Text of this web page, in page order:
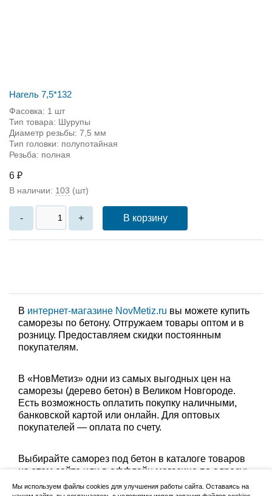
Нагель 7,5*132
Фасовка: 1 шт
Тип товара: Шурупы
Диаметр резьбы: 7,5 мм
Тип головки: полупотайная
Резьба: полная
6 ₽
В наличии: 103 (шт)
- + В корзину
В интернет-магазине NovMetiz.ru вы можете купить
саморезы по бетону. Отгружаем товары оптом и в
розницу. Предоставляем скидки постоянным
покупателям.
В «НовМетиз» одни из самых выгодных цен на
саморезы (дерево бетон) в Великом Новгороде.
Есть возможность оплатить покупку наличными,
банковской картой или онлайн. Для оптовых
покупателей — оплата по счету.
Выбирайте саморез под бетон в каталоге товаров
на этом сайте или в оффлайн магазине по адресу:
Великий Новгород, Сырковское шоссе, 8а (по
Мы используем файлы cookies для улучшения работы сайта. Оставаясь на